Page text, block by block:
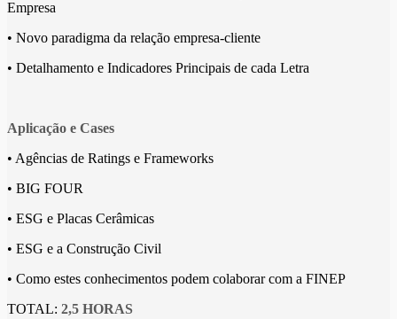
Empresa
• Novo paradigma da relação empresa-cliente
• Detalhamento e Indicadores Principais de cada Letra
Aplicação e Cases
• Agências de Ratings e Frameworks
• BIG FOUR
• ESG e Placas Cerâmicas
• ESG e a Construção Civil
• Como estes conhecimentos podem colaborar com a FINEP
TOTAL: 2,5 HORAS